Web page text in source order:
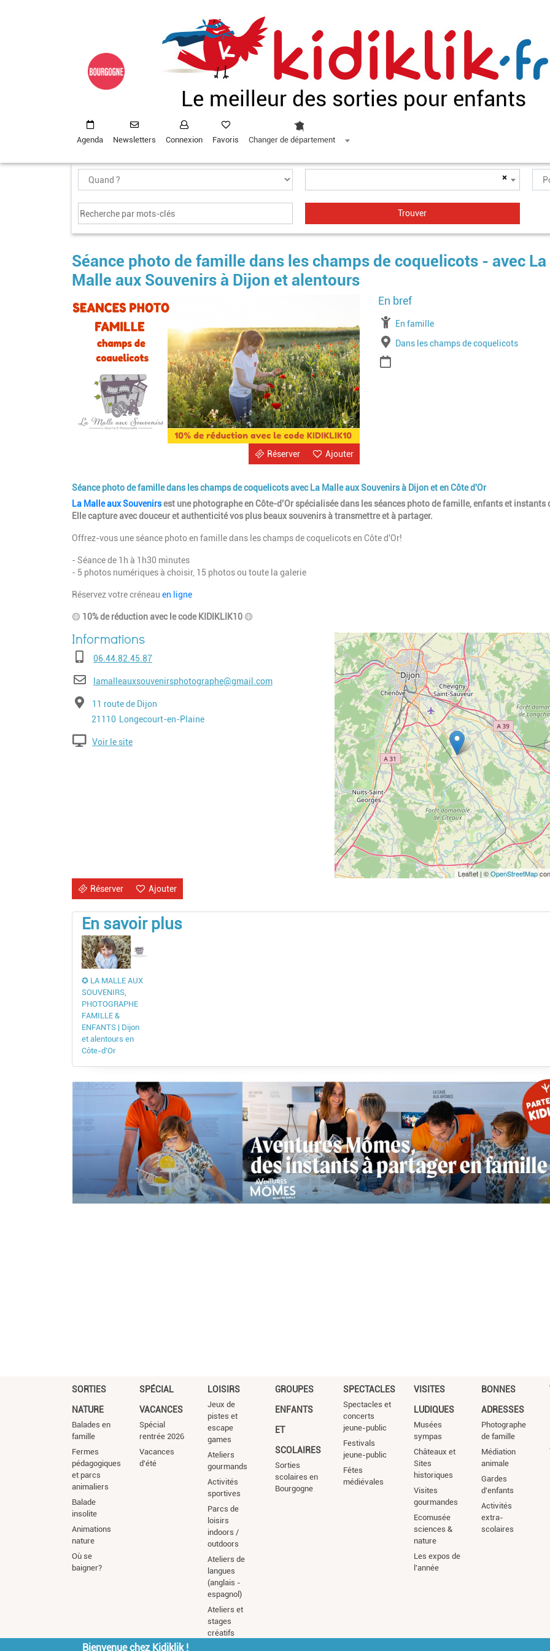
Le meilleur des sorties pour enfants
Agenda Newsletters Connexion Favoris Changer de département
×
Séance photo de famille dans les champs de coquelicots - avec La
Malle aux Souvenirs à Dijon et alentours
Image
Ajouter
Réserver
À partir de
En famille
Lieu
Dans les champs de coquelicots
Séance photo de famille dans les champs de coquelicots avec La Malle aux Souvenirs à Dijon et en Côte d'Or
La Malle aux Souvenirsest une photographe en Côte-d’Or spécialisée dans les séances photo de famille, enfants et instants
Elle capture avec douceur et authenticité vos plus beaux souvenirs à transmettre et à partager.
Offrez-vous une séance photo en famille dans les champs de coquelicots en Côte d'Or!
- Séance de 1h à 1h30 minutes
- 5 photos numériques à choisir, 15 photos ou toute la galerie
Réservez votre créneau en ligne
🟡 10% de réduction avec le code KIDIKLIK10 🟡
Téléphone06.44.82.45.87
E-maillamalleauxsouvenirsphotographe@gmail.com
Adresse11 route de Dijon
Code postal
21110 Ville
Longecourt-en-Plaine
Voir le site
Geolocalisation
Leaflet | ©OpenStreetMap
Ajouter
Réserver
En savoir plus
✪ LA MALLE AUX
SOUVENIRS,
PHOTOGRAPHE
FAMILLE &
ENFANTS | Dijon
et alentours en
Côte-d'Or
SORTIES
NATURE
Balades en
famille
Fermes
pédagogiques
et parcs
animaliers
Balade
insolite
Animations
nature
Où se
baigner?
SPÉCIAL
VACANCES
Spécial
rentrée 2026
Vacances
d'été
LOISIRS
Jeux de
pistes et
escape
games
Ateliers
gourmands
Activités
sportives
Parcs de
loisirs
indoors /
outdoors
Ateliers de
langues
(anglais -
espagnol)
Ateliers et
stages
créatifs
GROUPES
ENFANTS
ET
SCOLAIRES
Sorties
scolaires en
Bourgogne
SPECTACLES
Spectacles et
concerts
jeune-public
Festivals
jeune-public
Fêtes
médiévales
VISITES
LUDIQUES
Musées
sympas
Châteaux et
Sites
historiques
Visites
gourmandes
Ecomusée
sciences &
nature
Les expos de
l'année
BONNES
ADRESSES
Photographe
de famille
Médiation
animale
Gardes
d'enfants
Activités
extra-
scolaires
Bienvenue chez Kidiklik !